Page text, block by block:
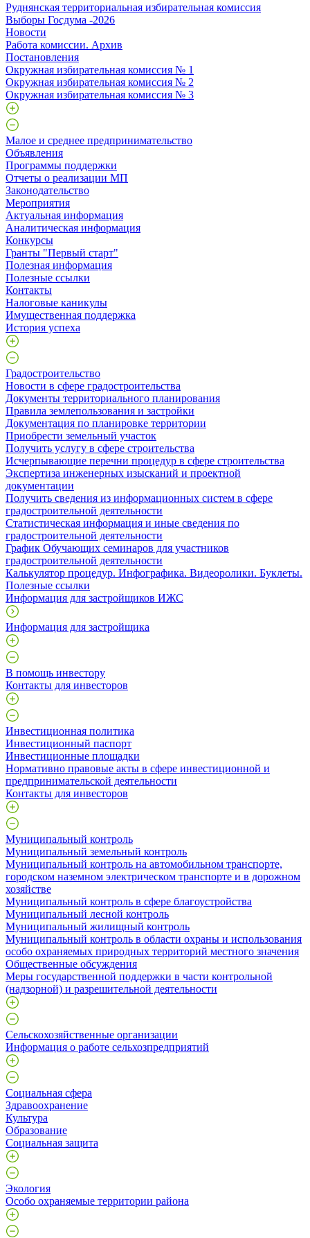
Руднянская территориальная избирательная комиссия
Выборы Госдума -2026
Новости
Работа комиссии. Архив
Постановления
Окружная избирательная комиссия № 1
Окружная избирательная комиссия № 2
Окружная избирательная комиссия № 3
Малое и среднее предпринимательство
Объявления
Программы поддержки
Отчеты о реализации МП
Законодательство
Мероприятия
Актуальная информация
Аналитическая информация
Конкурсы
Гранты "Первый старт"
Полезная информация
Полезные ссылки
Контакты
Налоговые каникулы
Имущественная поддержка
История успеха
Градостроительство
Новости в сфере градостроительства
Документы территориального планирования
Правила землепользования и застройки
Документация по планировке территории
Приобрести земельный участок
Получить услугу в сфере строительства
Исчерпывающие перечни процедур в сфере строительства
Экспертиза инженерных изысканий и проектной
документации
Получить сведения из информационных систем в сфере
градостроительной деятельности
Статистическая информация и иные сведения по
градостроительной деятельности
График Обучающих семинаров для участников
градостроительной деятельности
Калькулятор процедур. Инфографика. Видеоролики. Буклеты.
Полезные ссылки
Информация для застройщиков ИЖС
Информация для застройщика
В помощь инвестору
Контакты для инвесторов
Инвестиционная политика
Инвестиционный паспорт
Инвестиционные площадки
Нормативно правовые акты в сфере инвестиционной и
предпринимательской деятельности
Контакты для инвесторов
Муниципальный контроль
Муниципальный земельный контроль
Муниципальный контроль на автомобильном транспорте,
городском наземном электрическом транспорте и в дорожном
хозяйстве
Муниципальный контроль в сфере благоустройства
Муниципальный лесной контроль
Муниципальный жилищный контроль
Муниципальный контроль в области охраны и использования
особо охраняемых природных территорий местного значения
Общественные обсуждения
Меры государственной поддержки в части контрольной
(надзорной) и разрешительной деятельности
Сельскохозяйственные организации
Информация о работе сельхозпредприятий
Социальная сфера
Здравоохранение
Культура
Образование
Социальная защита
Экология
Особо охраняемые территории района